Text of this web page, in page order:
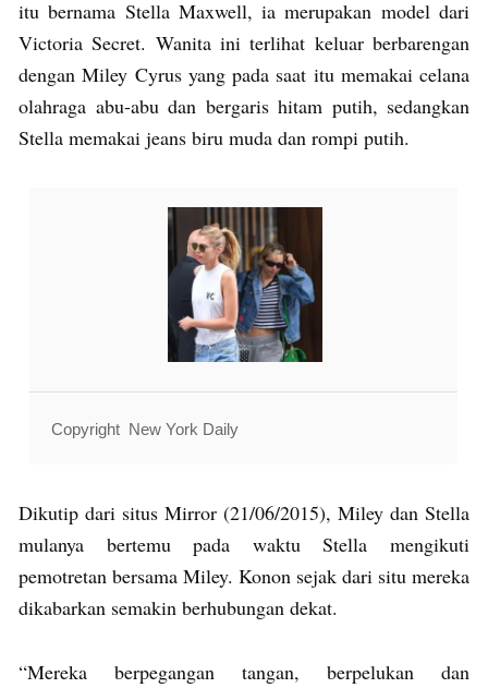
itu bernama Stella Maxwell, ia merupakan model dari
Victoria Secret. Wanita ini terlihat keluar berbarengan
dengan Miley Cyrus yang pada saat itu memakai celana
olahraga abu-abu dan bergaris hitam putih, sedangkan
Stella memakai jeans biru muda dan rompi putih.
Copyright New York Daily
Dikutip dari situs Mirror (21/06/2015), Miley dan Stella
mulanya bertemu pada waktu Stella mengikuti
pemotretan bersama Miley. Konon sejak dari situ mereka
dikabarkan semakin berhubungan dekat.
“Mereka berpegangan tangan, berpelukan dan